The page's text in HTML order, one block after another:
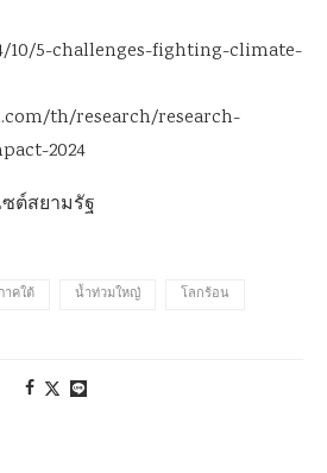
10/5-challenges-fighting-climate-
th/research/research-
2024
ต์สยามรัฐ
คใต้ น้ำท่วมใหญ๋ โลกร้อน